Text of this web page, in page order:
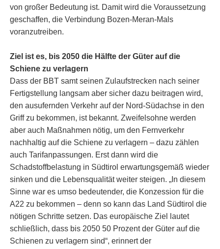
von großer Bedeutung ist. Damit wird die Voraussetzung
geschaffen, die Verbindung Bozen-Meran-Mals
voranzutreiben.
Ziel ist es, bis 2050 die Hälfte der Güter auf die
Schiene zu verlagern
Dass der BBT samt seinen Zulaufstrecken nach seiner
Fertigstellung langsam aber sicher dazu beitragen wird,
den ausufernden Verkehr auf der Nord-Südachse in den
Griff zu bekommen, ist bekannt. Zweifelsohne werden
aber auch Maßnahmen nötig, um den Fernverkehr
nachhaltig auf die Schiene zu verlagern – dazu zählen
auch Tarifanpassungen. Erst dann wird die
Schadstoffbelastung in Südtirol erwartungsgemäß wieder
sinken und die Lebensqualität weiter steigen. „In diesem
Sinne war es umso bedeutender, die Konzession für die
A22 zu bekommen – denn so kann das Land Südtirol die
nötigen Schritte setzen. Das europäische Ziel lautet
schließlich, dass bis 2050 50 Prozent der Güter auf die
Schienen zu verlagern sind“, erinnert der